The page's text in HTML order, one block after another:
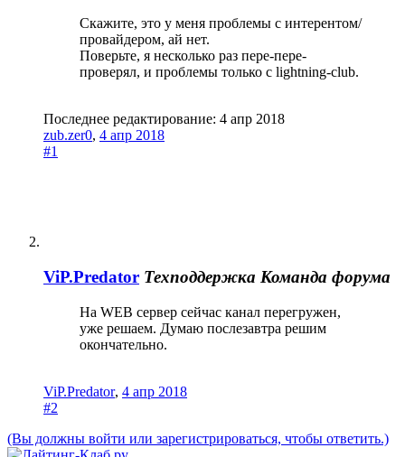
Скажите, это у меня проблемы с интерентом/
провайдером, ай нет.
Поверьте, я несколько раз пере-пере-
проверял, и проблемы только с lightning-club.
Последнее редактирование: 4 апр 2018
zub.zer0, 4 апр 2018
#1
ViP.Predator Техподдержка Команда форума
На WEB сервер сейчас канал перегружен,
уже решаем. Думаю послезавтра решим
окончательно.
ViP.Predator, 4 апр 2018
#2
(Вы должны войти или зарегистрироваться, чтобы ответить.)